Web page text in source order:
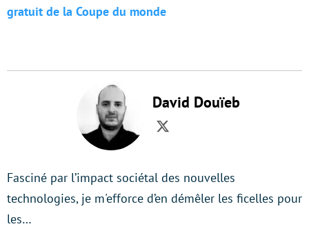
gratuit de la Coupe du monde
David Douïeb
Twitter
Fasciné par l’impact sociétal des nouvelles
technologies, je m'efforce d’en démêler les ficelles pour
les…